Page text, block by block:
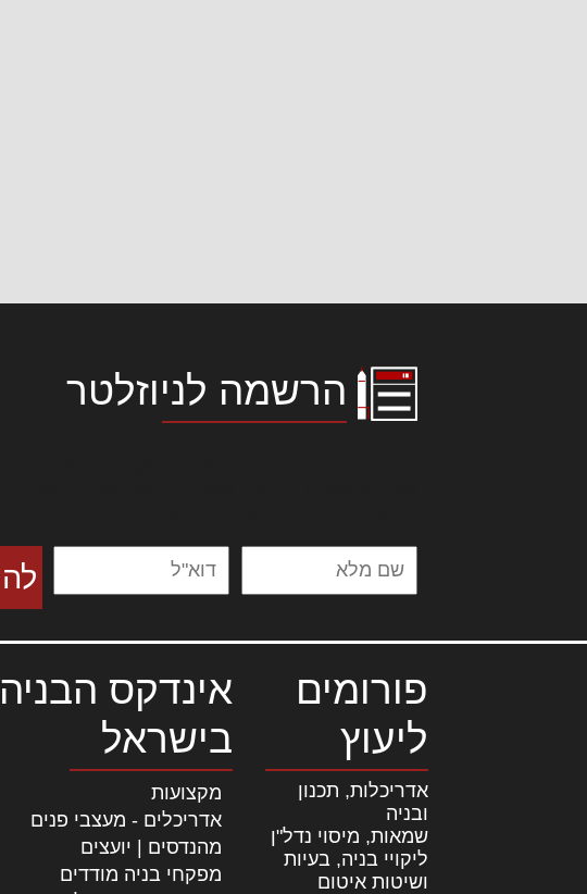
הרשמה לניוזלטר
פורומים
ליעוץ
אדריכלות, תכנון
ובניה
שמאות, מיסוי נדל"ן
ליקויי בניה, בעיות
ושיטות איטום
אינדקס הבניה
בישראל
מקצועות
אדריכלים - מעצבי פנים
מהנדסים | יועצים
מפקחי בניה מודדים